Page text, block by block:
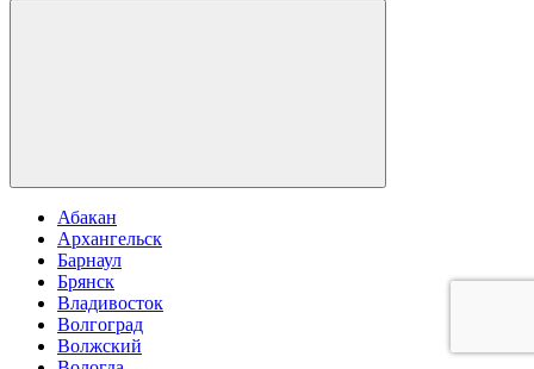
Абакан
Архангельск
Барнаул
Брянск
Владивосток
Волгоград
Волжский